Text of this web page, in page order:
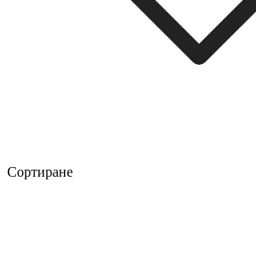
Сортиране